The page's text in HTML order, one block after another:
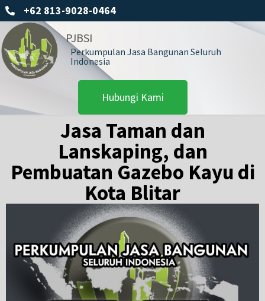
+62 813-9028-0464
PJBSI
Perkumpulan Jasa Bangunan Seluruh
Indonesia
Hubungi Kami
Jasa Taman dan
Lanskaping, dan
Pembuatan Gazebo Kayu di
Kota Blitar